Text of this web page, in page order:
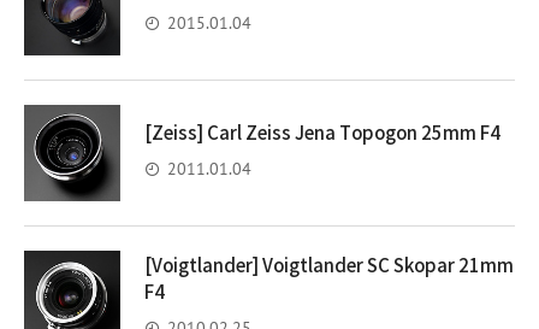
2015.01.04
[Zeiss] Carl Zeiss Jena Topogon 25mm F4
2011.01.04
[Voigtlander] Voigtlander SC Skopar 21mm
F4